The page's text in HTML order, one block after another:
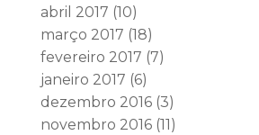
abril 2017 (10)
março 2017 (18)
fevereiro 2017 (7)
janeiro 2017 (6)
dezembro 2016(3)
novembro 2016(11)